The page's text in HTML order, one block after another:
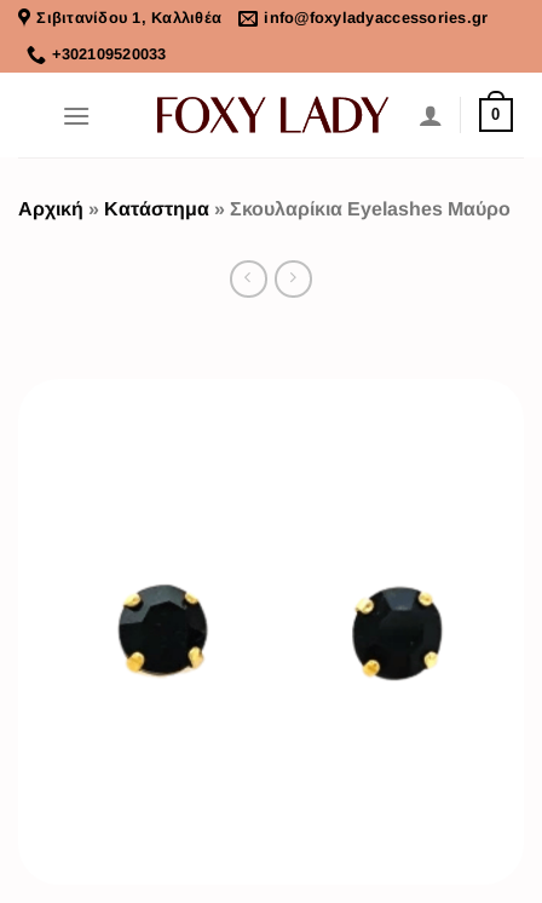
Σιβιτανίδου 1, Καλλιθέα
info@foxyladyaccessories.gr
+302109520033
0
Αρχική » Κατάστημα » Σκουλαρίκια Eyelashes Μαύρο